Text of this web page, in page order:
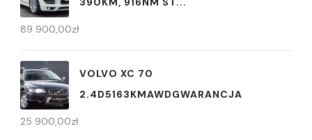
89 900,00zł
VOLVO XC 70
2.4D5163KMAWDGWARANCJA
25 900,00zł